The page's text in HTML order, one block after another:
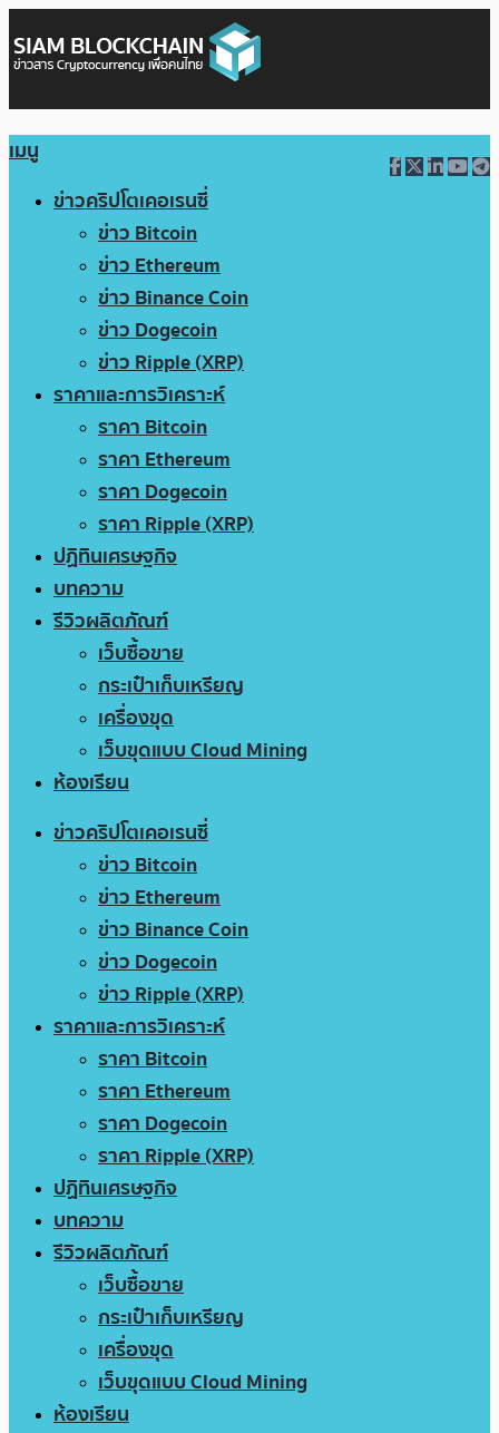
เมนู
ข่าวคริปโตเคอเรนซี่
ข่าว Bitcoin
ข่าว Ethereum
ข่าว Binance Coin
ข่าว Dogecoin
ข่าว Ripple (XRP)
ราคาและการวิเคราะห์
ราคา Bitcoin
ราคา Ethereum
ราคา Dogecoin
ราคา Ripple (XRP)
ปฏิทินเศรษฐกิจ
บทความ
รีวิวผลิตภัณฑ์
เว็บซื้อขาย
กระเป๋าเก็บเหรียญ
เครื่องขุด
เว็บขุดแบบ Cloud Mining
ห้องเรียน
ข่าวคริปโตเคอเรนซี่
ข่าว Bitcoin
ข่าว Ethereum
ข่าว Binance Coin
ข่าว Dogecoin
ข่าว Ripple (XRP)
ราคาและการวิเคราะห์
ราคา Bitcoin
ราคา Ethereum
ราคา Dogecoin
ราคา Ripple (XRP)
ปฏิทินเศรษฐกิจ
บทความ
รีวิวผลิตภัณฑ์
เว็บซื้อขาย
กระเป๋าเก็บเหรียญ
เครื่องขุด
เว็บขุดแบบ Cloud Mining
ห้องเรียน